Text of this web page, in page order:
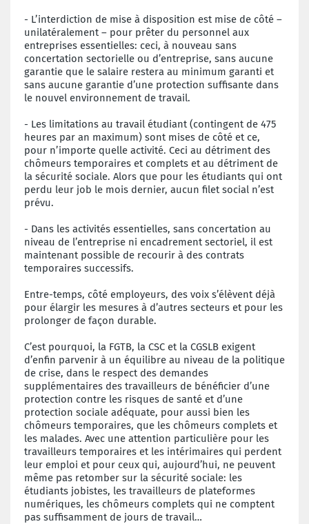
- L’interdiction de mise à disposition est mise de côté –
unilatéralement – pour prêter du personnel aux
entreprises essentielles: ceci, à nouveau sans
concertation sectorielle ou d’entreprise, sans aucune
garantie que le salaire restera au minimum garanti et
sans aucune garantie d’une protection suffisante dans
le nouvel environnement de travail.
- Les limitations au travail étudiant (contingent de 475
heures par an maximum) sont mises de côté et ce,
pour n’importe quelle activité. Ceci au détriment des
chômeurs temporaires et complets et au détriment de
la sécurité sociale. Alors que pour les étudiants qui ont
perdu leur job le mois dernier, aucun filet social n’est
prévu.
- Dans les activités essentielles, sans concertation au
niveau de l’entreprise ni encadrement sectoriel, il est
maintenant possible de recourir à des contrats
temporaires successifs.
Entre-temps, côté employeurs, des voix s’élèvent déjà
pour élargir les mesures à d’autres secteurs et pour les
prolonger de façon durable.
C’est pourquoi, la FGTB, la CSC et la CGSLB exigent
d’enfin parvenir à un équilibre au niveau de la politique
de crise, dans le respect des demandes
supplémentaires des travailleurs de bénéficier d’une
protection contre les risques de santé et d’une
protection sociale adéquate, pour aussi bien les
chômeurs temporaires, que les chômeurs complets et
les malades. Avec une attention particulière pour les
travailleurs temporaires et les intérimaires qui perdent
leur emploi et pour ceux qui, aujourd’hui, ne peuvent
même pas retomber sur la sécurité sociale: les
étudiants jobistes, les travailleurs de plateformes
numériques, les chômeurs complets qui ne comptent
pas suffisamment de jours de travail…